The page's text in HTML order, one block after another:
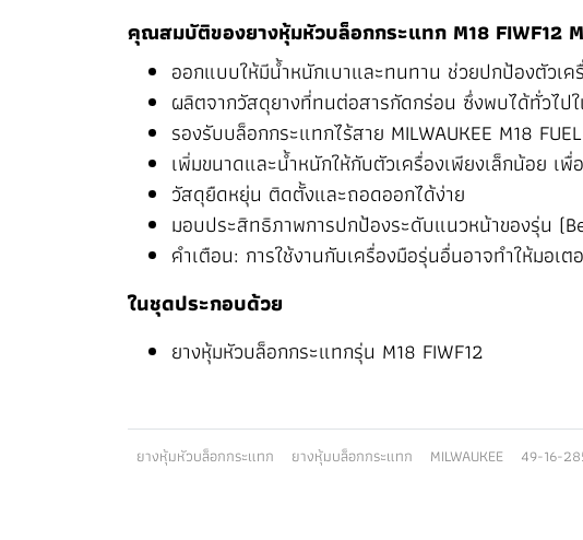
คุณสมบัติของยางหุ้มหัวบล็อกกระแทก M18 FIWF12
ออกแบบให้มีน้ำหนักเบาและทนทาน ช่วยปกป้องตัวเ
ผลิตจากวัสดุยางที่ทนต่อสารกัดกร่อน ซึ่งพบได้ทั่วไป
รองรับบล็อกกระแทกไร้สาย MILWAUKEE M18
เพิ่มขนาดและน้ำหนักให้กับตัวเครื่องเพียงเล็กน้อย เพื่
วัสดุยืดหยุ่น ติดตั้งและถอดออกได้ง่าย
มอบประสิทธิภาพการปกป้องระดับแนวหน้าของรุ่น
คำเตือน: การใช้งานกับเครื่องมือรุ่นอื่นอาจทำให้มอเ
ในชุดประกอบด้วย
ยางหุ้มหัวบล็อกกระแทกรุ่น M18 FIWF12
ยางหุ้มหัวบล็อกกระแทก ยางหุ้มบล็อกกระแทก MILWAUKEE 49-16-